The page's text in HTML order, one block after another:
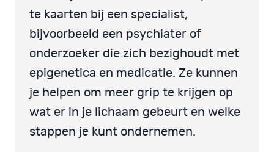
te kaarten bij een specialist,
bijvoorbeeld een psychiater of
onderzoeker die zich bezighoudt met
epigenetica en medicatie. Ze kunnen
je helpen om meer grip te krijgen op
wat er in je lichaam gebeurt en welke
stappen je kunt ondernemen.